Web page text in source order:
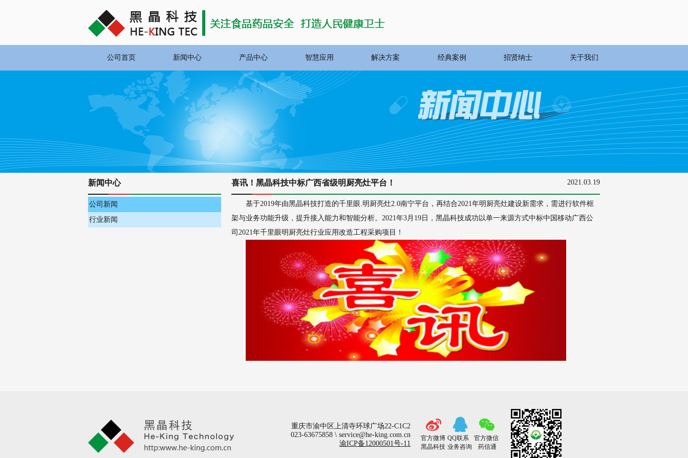
公司首页 新闻中心 产品中心 智慧应用 解决方案 经典案例 招贤纳士 关于我们
新闻中心
公司新闻
行业新闻
喜讯！黑晶科技中标广西省级明厨亮灶平台！ 2021.03.19
基于2019年由黑晶科技打造的千里眼.明厨亮灶2.0南宁平台，再结合2021年明厨亮灶建设新需求，需进行软件框
架与业务功能升级，提升接入能力和智能分析。2021年3月19日，黑晶科技成功以单一来源方式中标中国移动广西公
司2021年千里眼明厨亮灶行业应用改造工程采购项目！
重庆市渝中区上清寺环球广场22-C1C2
023-63675858 \ service@he-king.com.cn
渝ICP备12000501号-11
官方微博
黑晶科技
QQ联系
业务咨询
官方微信
药信通